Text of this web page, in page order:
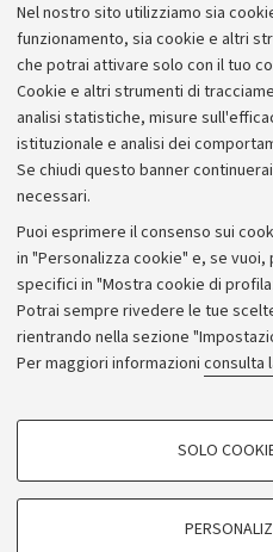
Nel nostro sito utilizziamo sia
funzionamento, sia cookie e altri
che potrai attivare solo con il tuo
Cookie e altri strumenti di
analisi statistiche, misure
istituzionale e analisi dei
Se chiudi questo banner
necessari.
Puoi esprimere il consenso sui
in "Personalizza cookie" e, se
specifici in "Mostra cookie di
Potrai sempre rivedere le tue
rientrando nella sezione
Per maggiori informazioni consulta
COOKIE DI PROFILAZIONE -
SOLO
© Copyright 2026 - ALMA